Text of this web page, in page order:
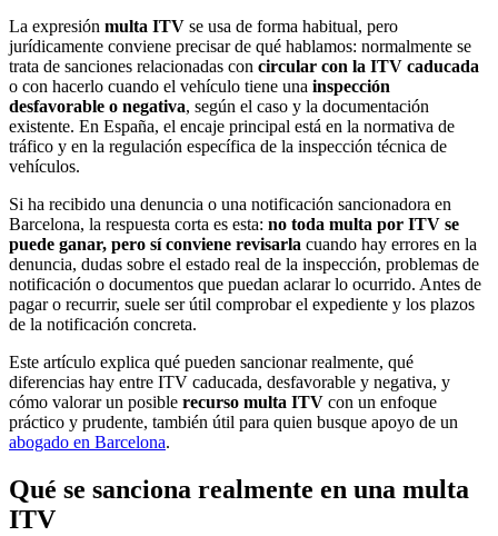
La expresión multa ITV se usa de forma habitual, pero
jurídicamente conviene precisar de qué hablamos: normalmente se
trata de sanciones relacionadas con circular con la ITV caducada
o con hacerlo cuando el vehículo tiene una inspección
desfavorable o negativa, según el caso y la documentación
existente. En España, el encaje principal está en la normativa de
tráfico y en la regulación específica de la inspección técnica de
vehículos.
Si ha recibido una denuncia o una notificación sancionadora en
Barcelona, la respuesta corta es esta: no toda multa por ITV se
puede ganar, pero sí conviene revisarla cuando hay errores en la
denuncia, dudas sobre el estado real de la inspección, problemas de
notificación o documentos que puedan aclarar lo ocurrido. Antes de
pagar o recurrir, suele ser útil comprobar el expediente y los plazos
de la notificación concreta.
Este artículo explica qué pueden sancionar realmente, qué
diferencias hay entre ITV caducada, desfavorable y negativa, y
cómo valorar un posible recurso multa ITV con un enfoque
práctico y prudente, también útil para quien busque apoyo de un
abogado en Barcelona.
Qué se sanciona realmente en una multa
ITV